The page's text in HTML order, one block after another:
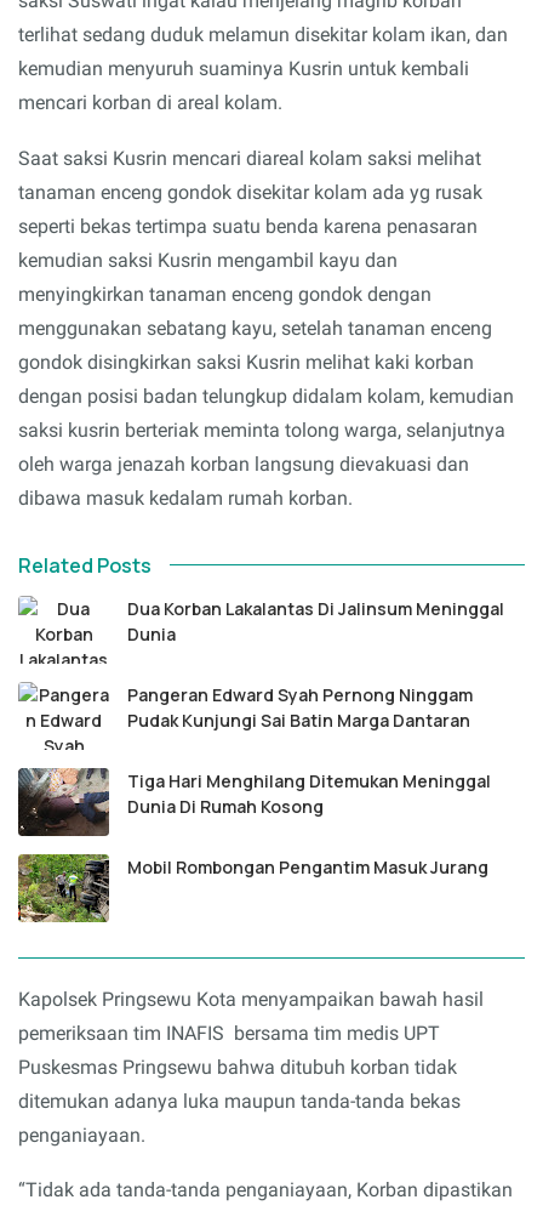
terlihat sedang duduk melamun disekitar kolam ikan, dan
kemudian menyuruh suaminya Kusrin untuk kembali
mencari korban di areal kolam.
Saat saksi Kusrin mencari diareal kolam saksi melihat
tanaman enceng gondok disekitar kolam ada yg rusak
seperti bekas tertimpa suatu benda karena penasaran
kemudian saksi Kusrin mengambil kayu dan
menyingkirkan tanaman enceng gondok dengan
menggunakan sebatang kayu, setelah tanaman enceng
gondok disingkirkan saksi Kusrin melihat kaki korban
dengan posisi badan telungkup didalam kolam, kemudian
saksi kusrin berteriak meminta tolong warga, selanjutnya
oleh warga jenazah korban langsung dievakuasi dan
dibawa masuk kedalam rumah korban.
Related Posts
Dua Korban Lakalantas Di Jalinsum Meninggal
Dunia
Pangeran Edward Syah Pernong Ninggam
Pudak Kunjungi Sai Batin Marga Dantaran
Tiga Hari Menghilang Ditemukan Meninggal
Dunia Di Rumah Kosong
Mobil Rombongan Pengantim Masuk Jurang
Kapolsek Pringsewu Kota menyampaikan bawah hasil
pemeriksaan tim INAFIS bersama tim medis UPT
Puskesmas Pringsewu bahwa ditubuh korban tidak
ditemukan adanya luka maupun tanda-tanda bekas
penganiayaan.
“Tidak ada tanda-tanda penganiayaan, Korban dipastikan